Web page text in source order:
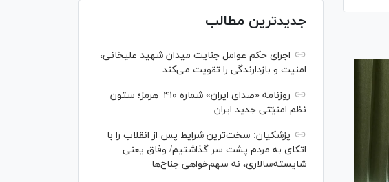
جدیدترین مطالب
اجرای حکم عوامل جنایت میدان شهید علیخانی،
امنیت و بازدارندگی را تقویت می‌کند
روزنامه «صدای ایران» شماره ۴۱۰| هرمز؛ ستون
نظم امنیّتی جدید ایران
پزشکیان: سخت‌ترین شرایط پس از انقلاب را با
اتکای به مردم پشت سر گذاشتیم/ وفاق یعنی
شایسته‌سالاری، نه سهم‌خواهی جناح‌ها